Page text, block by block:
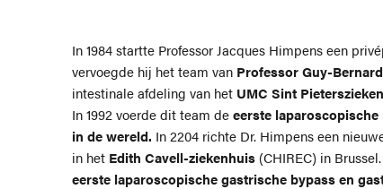
In 1984 startte Professor Jacques Himpens een
vervoegde hij het team van Professor Guy-
intestinale afdeling van het UMC Sint
In 1992 voerde dit team deeerste
in de wereld. In 2204 richte Dr. Himpens een
in het Edith Cavell-ziekenhuis (CHIREC) in
eerste laparoscopische gastrische bypass en